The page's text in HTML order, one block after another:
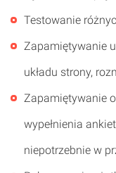
Testowanie
Zapamiętywanie
układu strony,
Zapamiętywanie
wypełnienia
niepotrzebnie w